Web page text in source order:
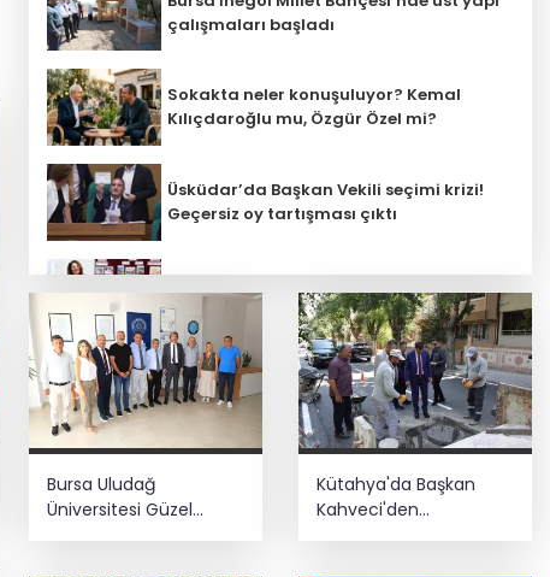
çalışmaları başladı
Sokakta neler konuşuluyor? Kemal
Kılıçdaroğlu mu, Özgür Özel mi?
Üsküdar’da Başkan Vekili seçimi krizi!
Geçersiz oy tartışması çıktı
açıklandı
Başkan Aydın, Osmangazi Doğancı’da
talepleri dinledi
İnşaatta dijital dönem başlıyor... Ruhsat
projelerinde BIM ve e-PYS zorunluluğu
geliyor
Bursa Uludağ
Üniversitesi Güzel
Kütahya'da Başkan
Kahveci'den